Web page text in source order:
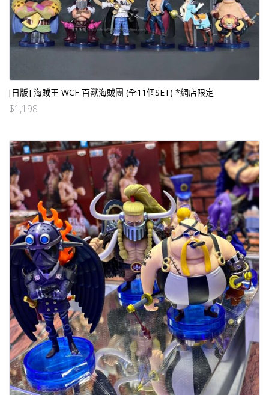
[日版] 海賊王 WCF 百獸海賊團 (全11個SET) *網店限定
$1,198